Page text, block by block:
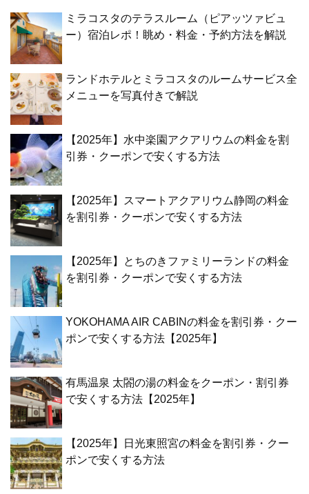
ミラコスタのテラスルーム（ピアッツァビュ
ー）宿泊レポ！眺め・料金・予約方法を解説
ランドホテルとミラコスタのルームサービス全
メニューを写真付きで解説
【2025年】水中楽園アクアリウムの料金を割
引券・クーポンで安くする方法
【2025年】スマートアクアリウム静岡の料金
を割引券・クーポンで安くする方法
【2025年】とちのきファミリーランドの料金
を割引券・クーポンで安くする方法
YOKOHAMA AIR CABINの料金を割引券・クー
ポンで安くする方法【2025年】
有馬温泉 太閤の湯の料金をクーポン・割引券
で安くする方法【2025年】
【2025年】日光東照宮の料金を割引券・クー
ポンで安くする方法